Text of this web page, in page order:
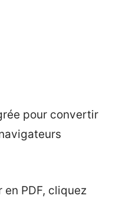
pour convertir
PDF, cliquez